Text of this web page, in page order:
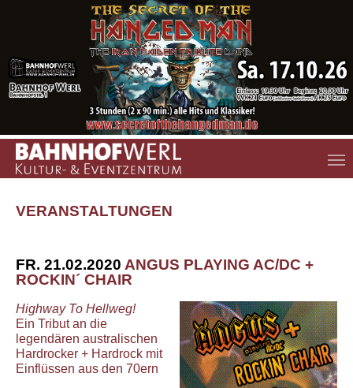
Zum Hauptinhalt springen
VERANSTALTUNGEN
FR. 21.02.2020 ANGUS PLAYING AC/DC +
ROCKIN´ CHAIR
Highway To Hellweg!
Ein Tribut an die
legendären australischen
Hardrocker + Hardrock mit
Einflüssen aus den 70ern